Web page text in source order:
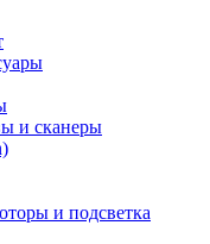
и сканеры
и подсветка